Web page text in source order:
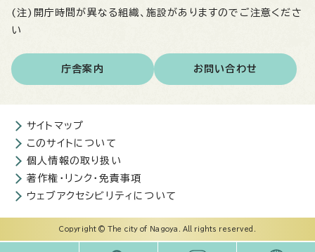
(注)開庁時間が異なる組織、施設がありますのでご注意くださ
い
庁舎案内 お問い合わせ
サイトマップ
このサイトについて
個人情報の取り扱い
著作権・リンク・免責事項
ウェブアクセシビリティについて
Copyright © The city of Nagoya. All rights reserved.